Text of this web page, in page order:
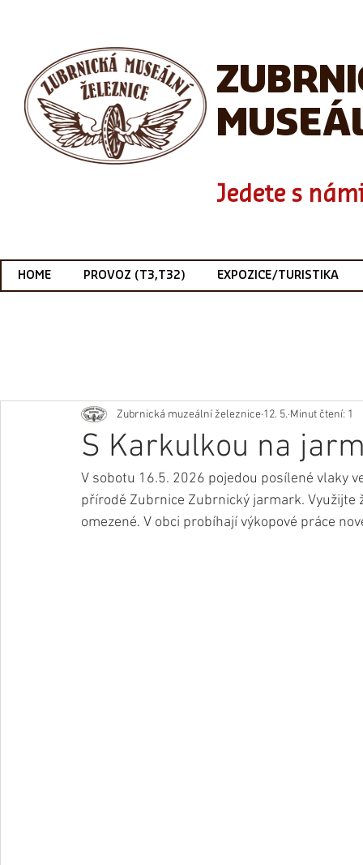
Jedete s
HOME PROVOZ (T3,T32) EXPOZICE/TURISTIKA
S Karkulkou na
Zubrnická muzeální železnice 12. 5. Minut čtení: 1
V sobotu 16.5. 2026 pojedou posílené vlaky
přírodě Zubrnice Zubrnický jarmark.
omezené. V obci probíhají výkopové práce